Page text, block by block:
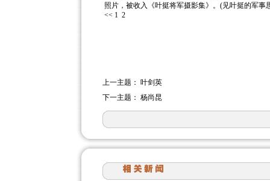
照片，被收入《叶挺将军摄影集》。(见叶挺的军
<< 1 2
上一主题： 叶剑英
下一主题： 杨尚昆